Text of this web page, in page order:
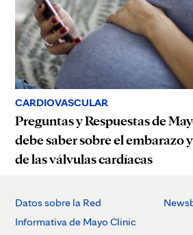
CARDIOVASCULAR
Preguntas y Respuestas de
debe saber sobre el embarazo
de las válvulas cardíacas
Datos sobre la Red
Informativa de Mayo Clinic